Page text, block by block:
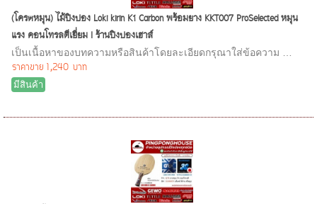
(โครตหมุน) ไม้ปิงปอง Loki kirin K1 Carbon พร้อมยาง KKT007 ProSelected หมุน
แรง คอนโทรลดีเยี่ยม I ร้านปิงปองเฮาส์
เป็นเนื้อหาของบทความหรือสินค้าโดยละเอียดกรุณาใส่ข้อความ …
ราคาขาย 1,240 บาท
มีสินค้า